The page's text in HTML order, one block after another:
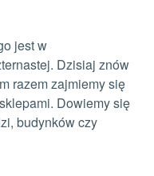
jest w
Dzisiaj znów
razem zajmiemy się
Dowiemy się
budynków czy